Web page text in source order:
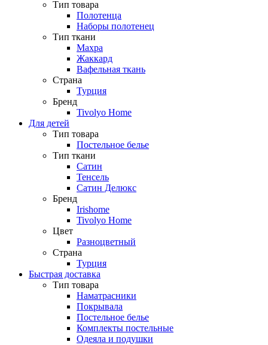
Тип товара
Полотенца
Наборы полотенец
Тип ткани
Махра
Жаккард
Вафельная ткань
Страна
Турция
Бренд
Tivolyo Home
Для детей
Тип товара
Постельное белье
Тип ткани
Сатин
Тенсель
Сатин Делюкс
Бренд
Irishome
Tivolyo Home
Цвет
Разноцветный
Страна
Турция
Быстрая доставка
Тип товара
Наматрасники
Покрывала
Постельное белье
Комплекты постельные
Одеяла и подушки